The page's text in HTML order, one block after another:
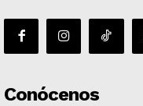
Conócenos